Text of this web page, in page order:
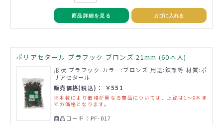
商品詳細を見る カゴに入れる
ポリアセタール プラフック ブロンズ 21mm (60本入)
形状:プラフック カラー:ブロンズ 用途:鉄部等 材質:ポ
リアセタール
販売価格(税込)： ￥551
※本数により価格が異なる商品については、上記は1～9本ま
での価格となります。
商品コード：PF-017